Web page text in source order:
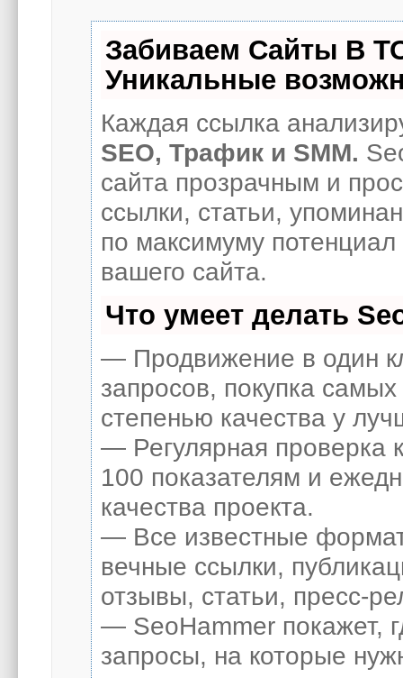
Забиваем Сайты В
Уникальные
Каждая ссылка
SEO, Трафик и SMM.
сайта прозрачным и
ссылки, статьи,
по максимуму
вашего сайта.
Что умеет делать
— Продвижение в один
запросов, покупка
степенью качества у
— Регулярная проверка
100 показателям и
качества проекта.
— Все известные
вечные ссылки,
отзывы, статьи, пресс-
— SeoHammer покажет,
запросы, на которые